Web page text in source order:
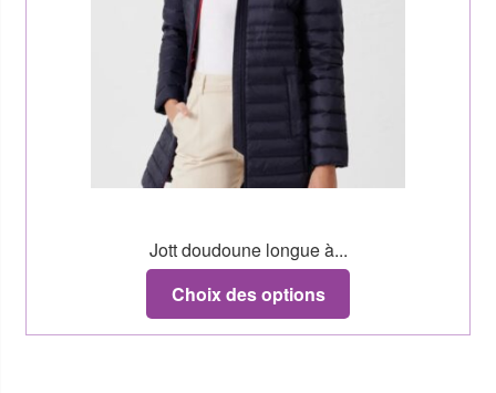
Jott doudoune longue à...
Choix des options